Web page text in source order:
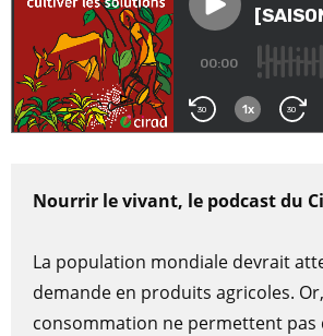
Nourrir le vivant, le podcast du
La population mondiale devrait
demande en produits agricoles.
consommation ne permettent